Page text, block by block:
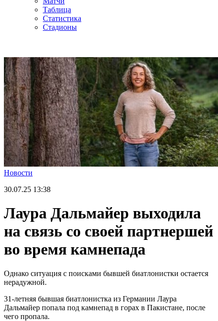
Таблица
Статистика
Стадионы
Новости
30.07.25 13:38
Лаура Дальмайер выходила
на связь со своей партнершей
во время камнепада
Однако ситуация с поисками бывшей биатлонистки остается
нерадужной.
31-летняя бывшая биатлонистка из Германии Лаура
Дальмайер попала под камнепад в горах в Пакистане, после
чего пропала.